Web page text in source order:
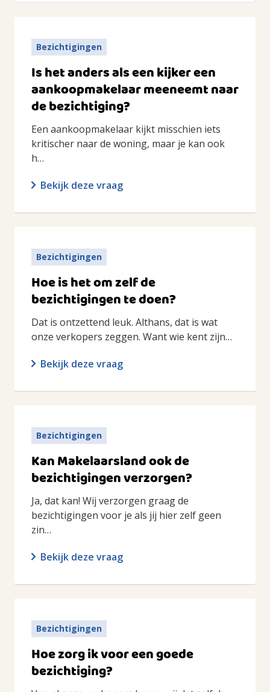
Bezichtigingen
Is het anders als een kijker een
aankoopmakelaar meeneemt naar
de bezichtiging?
Een aankoopmakelaar kijkt misschien iets
kritischer naar de woning, maar je kan ook
h…
Bekijk deze vraag
Bezichtigingen
Hoe is het om zelf de
bezichtigingen te doen?
Dat is ontzettend leuk. Althans, dat is wat
onze verkopers zeggen. Want wie kent zijn…
Bekijk deze vraag
Bezichtigingen
Kan Makelaarsland ook de
bezichtigingen verzorgen?
Ja, dat kan! Wij verzorgen graag de
bezichtigingen voor je als jij hier zelf geen
zin…
Bekijk deze vraag
Bezichtigingen
Hoe zorg ik voor een goede
bezichtiging?